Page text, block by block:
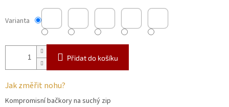
Varianta
Přidat do košíku
Jak změřit nohu?
Kompromisní bačkory na suchý zip